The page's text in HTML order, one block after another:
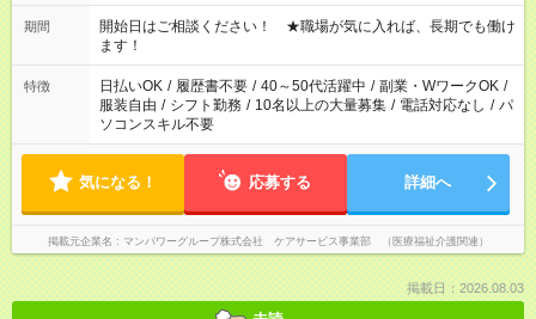
20:00 など 残業なし！ ※Wワークの場合、他のお仕事と合わせ
週40時間超の就業はご案内できません ※法令に基づき、週20時
間以上勤務は社会保険への加入対象となります ※労働者派遣法
（日雇い派遣の原則禁止）により、短時間・短期間の就業はご
案内が難しい場合があります
期間
開始日はご相談ください！ ★職場が気に入れば、長期でも働け
ます！
特徴 日払いOK / 履歴書不要 / 40～50代活躍中 / 副業・WワークOK /
服装自由 / シフト勤務 / 10名以上の大量募集 / 電話対応なし / パ
ソコンスキル不要
気になる！ 応募する 詳細へ
掲載元企業名 マンパワーグループ株式会社 ケアサービス事業部 （医療福祉介護関連）
掲載日：2026.08.03